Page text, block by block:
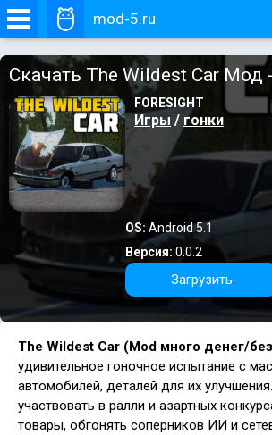
mod-5.ru
Скачать The Wildest Car Мод
FORESIGHT
Игры / гонки
OS: Android 5.1
Версия: 0.0.2
Загрузить
The Wildest Car (Mod много денег/
удивительное гоночное испытание с
автомобилей, деталей для их
участвовать в ралли и азартных
товары, обгонять соперников ИИ и